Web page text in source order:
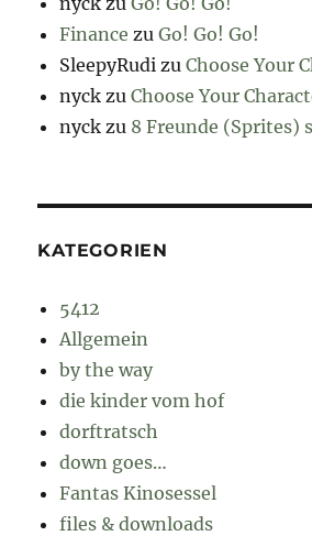
Finance zuGo! Go! Go!
SleepyRudi zuChoose Your
nyck zuChoose Your
nyck zu 8 Freunde (Sprites)
KATEGORIEN
5412
Allgemein
by the way
die kinder vom hof
dorftratsch
down goes…
Fantas Kinosessel
files & downloads